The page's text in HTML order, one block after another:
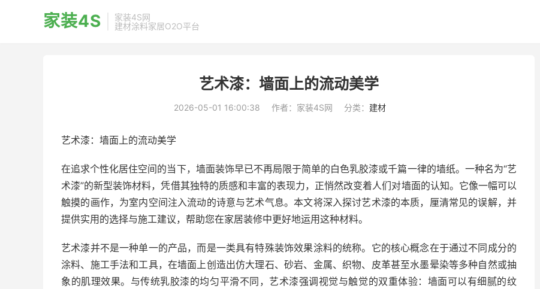
家装4S
家装4S网
建材涂料家居O2O平台
艺术漆：墙面上的流动美学
2026-05-01 16:00:38 作者：家装4S网 分类： 建材
艺术漆：墙面上的流动美学
在追求个性化居住空间的当下，墙面装饰早已不再局限于简单的白色乳胶漆或千篇一律的墙纸。一种名为“艺
术漆”的新型装饰材料，凭借其独特的质感和丰富的表现力，正悄然改变着人们对墙面的认知。它像一幅可以
触摸的画作，为室内空间注入流动的诗意与艺术气息。本文将深入探讨艺术漆的本质，厘清常见的误解，并
提供实用的选择与施工建议，帮助您在家居装修中更好地运用这种材料。
艺术漆并不是一种单一的产品，而是一类具有特殊装饰效果涂料的统称。它的核心概念在于通过不同成分的
涂料、施工手法和工具，在墙面上创造出仿大理石、砂岩、金属、织物、皮革甚至水墨晕染等多种自然或抽
象的肌理效果。与传统乳胶漆的均匀平滑不同，艺术漆强调视觉与触觉的双重体验：墙面可以有细腻的纹